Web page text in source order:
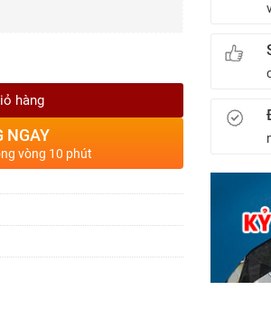
hàng
NGAY
vòng 10 phút